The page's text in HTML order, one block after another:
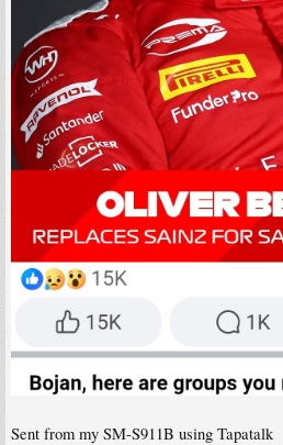
Sent from my SM-S911B using Tapatalk